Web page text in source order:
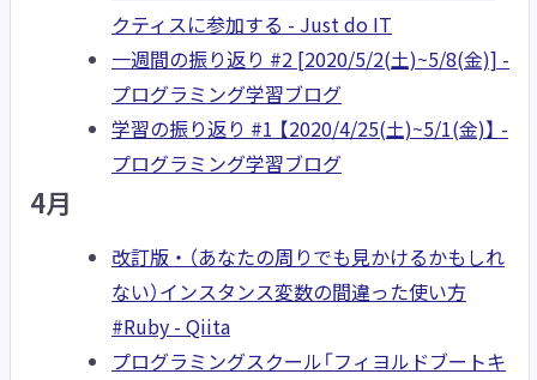
クティスに参加する - Just do IT
一週間の振り返り #2 [2020/5/2(土)~5/8(金)] -
プログラミング学習ブログ
学習の振り返り #1 【2020/4/25(土)~5/1(金)】 -
プログラミング学習ブログ
4月
改訂版・（あなたの周りでも見かけるかもしれ
ない）インスタンス変数の間違った使い方
#Ruby - Qiita
プログラミングスクール「フィヨルドブートキ